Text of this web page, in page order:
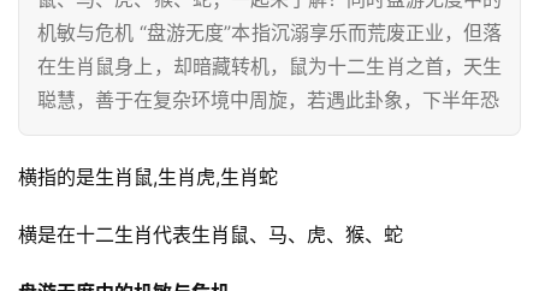
机敏与危机 “盘游无度”本指沉溺享乐而荒废正业，但落
在生肖鼠身上，却暗藏转机，鼠为十二生肖之首，天生
聪慧，善于在复杂环境中周旋，若遇此卦象，下半年恐
横指的是生肖鼠,生肖虎,生肖蛇
横是在十二生肖代表生肖鼠、马、虎、猴、蛇